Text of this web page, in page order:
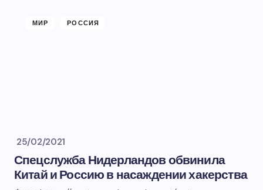
МИР РОССИЯ
25/02/2021
Спецслужба Нидерландов обвинила
Китай и Россию в насаждении хакерства